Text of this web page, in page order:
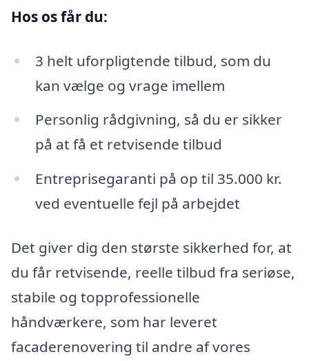
Hos os får du:
3 helt uforpligtende tilbud, som du
kan vælge og vrage imellem
Personlig rådgivning, så du er sikker
på at få et retvisende tilbud
Entreprisegaranti på op til 35.000 kr.
ved eventuelle fejl på arbejdet
Det giver dig den største sikkerhed for, at
du får retvisende, reelle tilbud fra seriøse,
stabile og topprofessionelle
håndværkere, som har leveret
facaderenovering til andre af vores